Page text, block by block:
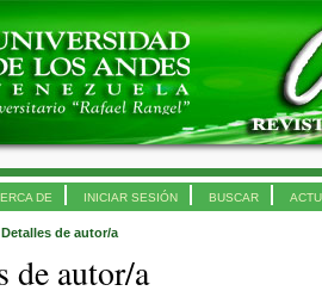
DE INICIAR SESIÓN BUSCAR
Detalles de autor/a
de autor/a